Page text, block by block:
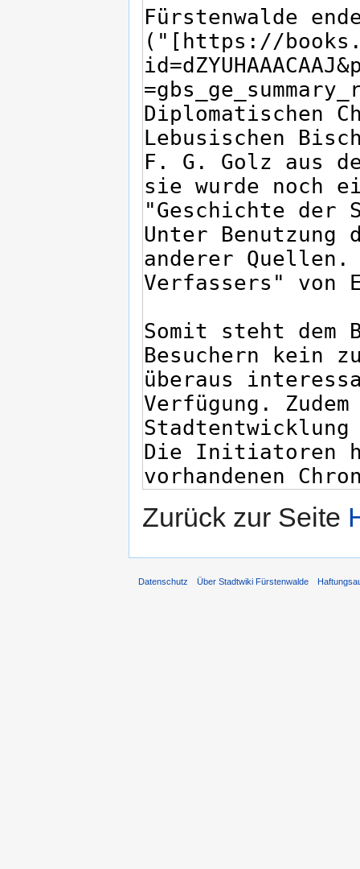
Zurück zur Seite
Datenschutz Über Stadtwiki Fürstenwalde